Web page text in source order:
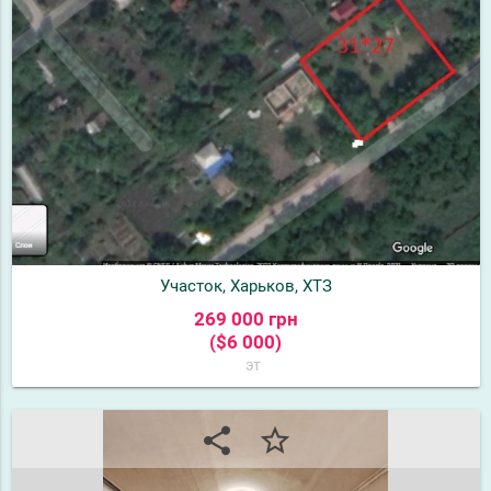
Участок, Харьков, ХТЗ
269 000 грн
($6 000)
эт
share star_border